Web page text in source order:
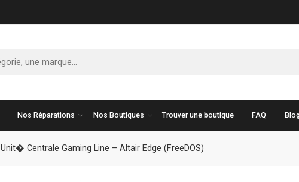
Nos Réparations Nos Boutiques Trouver une boutique FAQ
Unit� Centrale Gaming Line – Altair Edge (FreeDOS)